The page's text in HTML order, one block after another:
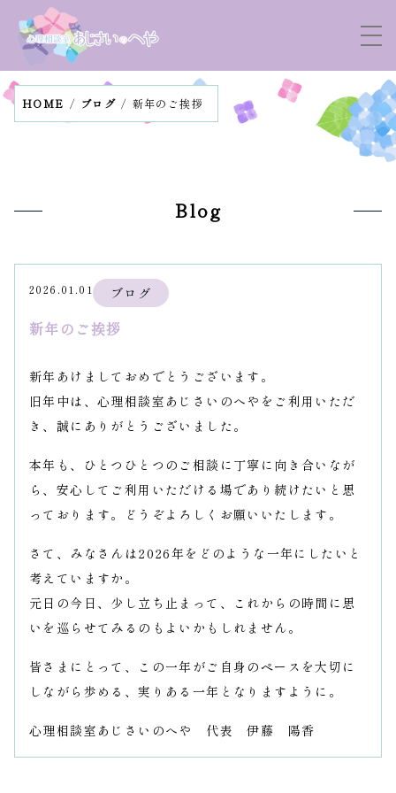
HOME ブログ 新年のご挨拶
Blog
2026.01.01 ブログ
新年のご挨拶
新年あけましておめでとうございます。
旧年中は、心理相談室あじさいのへやをご利用いただ
き、誠にありがとうございました。
本年も、ひとつひとつのご相談に丁寧に向き合いなが
ら、安心してご利用いただける場であり続けたいと思
っております。どうぞよろしくお願いいたします。
さて、みなさんは2026年をどのような一年にしたいと
考えていますか。
元日の今日、少し立ち止まって、これからの時間に思
いを巡らせてみるのもよいかもしれません。
皆さまにとって、この一年がご自身のペースを大切に
しながら歩める、実りある一年となりますように。
心理相談室あじさいのへや 代表 伊藤 陽香